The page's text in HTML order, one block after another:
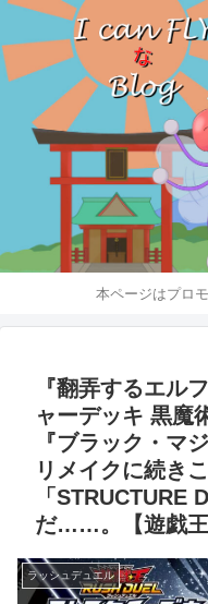
本ページはプロ
『翻弄するエル
ャーデッキ 黒魔
『ブラック・マ
リメイクに続き
「STRUCTURE
だ……。【遊戯王
ラッシュデュエル